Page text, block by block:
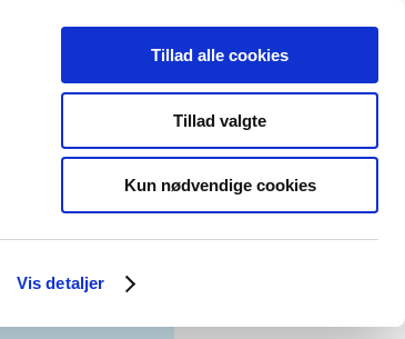
Vis detaljer
Tillad alle cookies
Tillad valgte
Kun nødvendige cookies
Særlige
produktområder